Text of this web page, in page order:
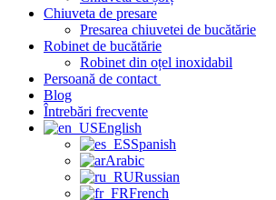
Chiuveta de presare
Presarea chiuvetei de bucătărie
Robinet de bucătărie
Robinet din oțel inoxidabil
Persoană de contact
Blog
Întrebări frecvente
English
Spanish
Arabic
Russian
French